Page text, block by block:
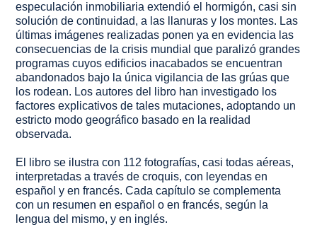
especulación inmobiliaria extendió el hormigón, casi sin
solución de continuidad, a las llanuras y los montes. Las
últimas imágenes realizadas ponen ya en evidencia las
consecuencias de la crisis mundial que paralizó grandes
programas cuyos edificios inacabados se encuentran
abandonados bajo la única vigilancia de las grúas que
los rodean. Los autores del libro han investigado los
factores explicativos de tales mutaciones, adoptando un
estricto modo geográfico basado en la realidad
observada.
El libro se ilustra con 112 fotografías, casi todas aéreas,
interpretadas a través de croquis, con leyendas en
español y en francés. Cada capítulo se complementa
con un resumen en español o en francés, según la
lengua del mismo, y en inglés.